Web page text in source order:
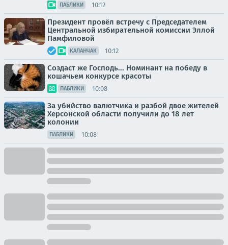
ПАБЛИКИ 10:12
Президент провёл встречу с Председателем
Центральной избирательной комиссии Эллой
Памфиловой
КАЛАНЧАК 10:12
Создаст же Господь... Номинант на победу в
кошачьем конкурсе красоты
ПАБЛИКИ 10:08
За убийство валютчика и разбой двое жителей
Херсонской области получили до 18 лет
колонии
ПАБЛИКИ 10:08